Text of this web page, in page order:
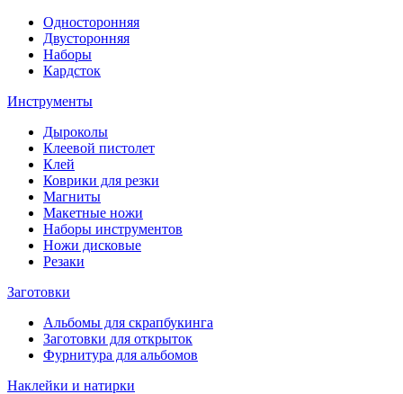
Односторонняя
Двусторонняя
Наборы
Кардсток
Инструменты
Дыроколы
Клеевой пистолет
Клей
Коврики для резки
Магниты
Макетные ножи
Наборы инструментов
Ножи дисковые
Резаки
Заготовки
Альбомы для скрапбукинга
Заготовки для открыток
Фурнитура для альбомов
Наклейки и натирки